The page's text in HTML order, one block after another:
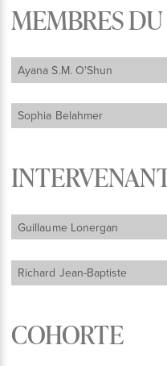
MEMBRES DU
Ayana S.M. O'Shun
Sophia Belahmer
Guillaume Lonergan
Richard Jean-Baptiste
COHORTE